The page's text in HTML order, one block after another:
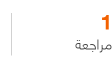
1
مراجعة